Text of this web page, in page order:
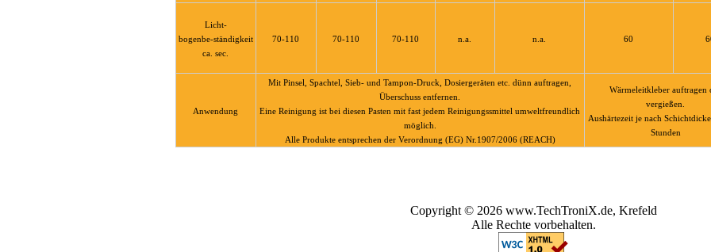
Licht-
bogenbe-ständigkeit
ca. sec.
70-110 70-110 70-110 n.a. n.a. 60
Anwendung
Mit Pinsel, Spachtel, Sieb- und Tampon-Druck, Dosiergeräten etc. dünn auftragen,
Überschuss entfernen.
Eine Reinigung ist bei diesen Pasten mit fast jedem Reinigungssmittel umweltfreundlich
möglich.
Alle Produkte entsprechen der Verordnung (EG) Nr.1907/2006 (REACH)
Wärmeleitkleber auftragen
vergießen.
Aushärtezeit je nach
Stunden
Copyright © 2026 www.TechTroniX.de, Krefeld
Alle Rechte vorbehalten.